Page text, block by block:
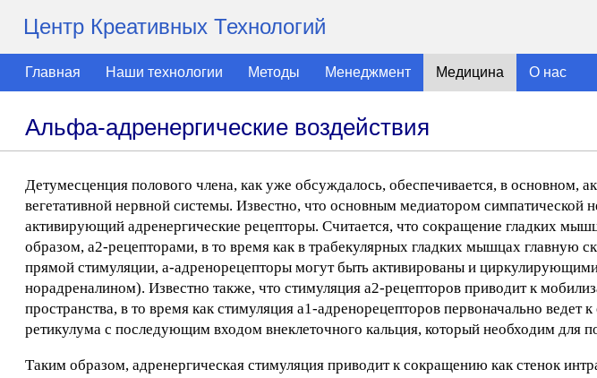
Центр Креативных Технологий
Главная Наши технологии Методы Менеджмент Медицина О нас
Альфа-адренергические воздействия
Детумесценция полового члена, как уже обсуждалось, обеспечивается, в основном,
вегетативной нервной системы. Известно, что основным медиатором симпатической
активирующий адренергические рецепторы. Считается, что сокращение гладких
образом, а2-рецепторами, в то время как в трабекулярных гладких мышцах главную
прямой стимуляции, а-адренорецепторы могут быть активированы и
норадреналином). Известно также, что стимуляция a2-рецепторов приводит к
пространства, в то время как стимуляция a1-адренорецепторов первоначально ведет
ретикулума с последующим входом внеклеточного кальция, который необходим для
Таким образом, адренергическая стимуляция приводит к сокращению как стенок